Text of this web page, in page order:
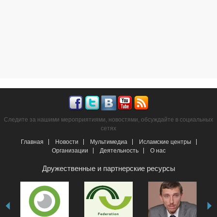
Следите за нашими мероприятиями, новостями, обсуждайте в социальных
сетях
Главная
Новости Мультимедиа
Исламские центры
Организации
Деятельность О нас
Дружественные и партнерские ресурсы